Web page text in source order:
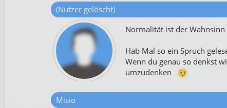
(Nutzer gelöscht)
Normalität ist der
Hab Mal so ein Spruch
Wenn du genau so denkst
umzudenken
Misio